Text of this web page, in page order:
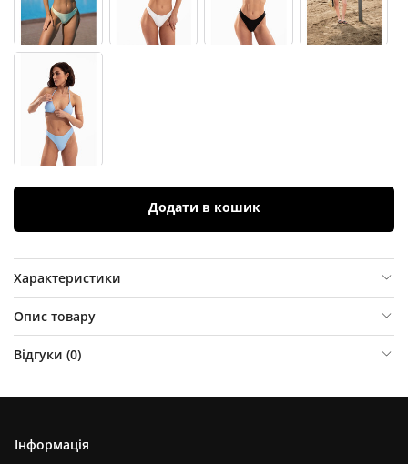
Додати в кошик
Характеристики
Опис товару
Відгуки (0)
Інформація